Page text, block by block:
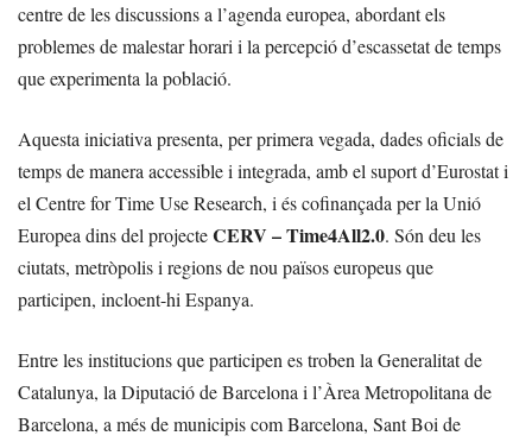
centre de les discussions a l’agenda europea, abordant els
problemes de malestar horari i la percepció d’escassetat de temps
que experimenta la població.
Aquesta iniciativa presenta, per primera vegada, dades oficials de
temps de manera accessible i integrada, amb el suport d’Eurostat i
el Centre for Time Use Research, i és cofinançada per la Unió
Europea dins del projecteCERV – Time4All2.0. Són deu les
ciutats, metròpolis i regions de nou països europeus que
participen, incloent-hi Espanya.
Entre les institucions que participen es troben la Generalitat de
Catalunya, la Diputació de Barcelona i l’Àrea Metropolitana de
Barcelona, a més de municipis com Barcelona, Sant Boi de